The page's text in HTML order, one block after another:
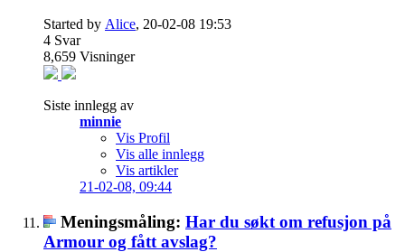
Started by Alice, 20-02-08 19:53
4 Svar
8,659 Visninger
Siste innlegg av
minnie
Vis Profil
Vis alle innlegg
Vis artikler
21-02-08, 09:44
Meningsmåling: Har du søkt om refusjon på
Armour og fått avslag?